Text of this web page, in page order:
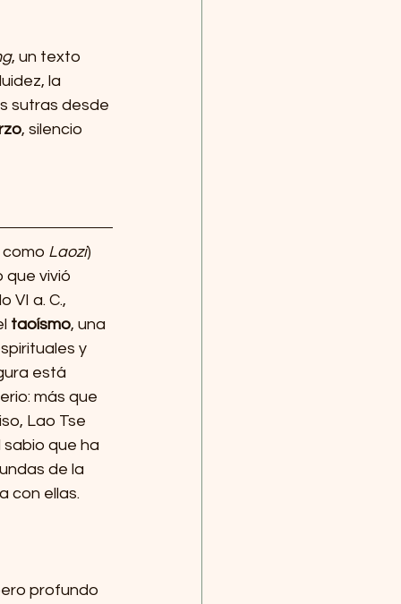
, un texto
la
sutras desde
, silencio
Laozi)
que vivió
VI a. C.,
taoísmo, una
y
está
más que
Lao Tse
que ha
de la
con ellas.
profundo